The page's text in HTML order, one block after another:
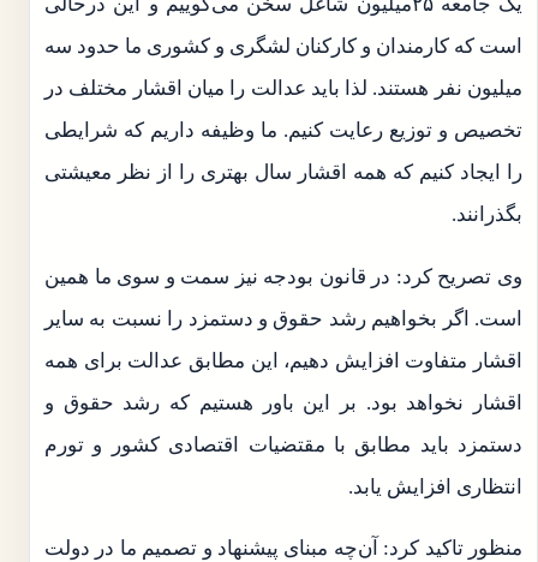
است که کارمندان و کارکنان لشگری و کشوری ما حدود سه
میلیون نفر هستند. لذا باید عدالت را میان اقشار مختلف در
تخصیص و توزیع رعایت کنیم. ما وظیفه داریم که شرایطی
را ایجاد کنیم که همه اقشار سال بهتری را از نظر معیشتی
بگذرانند.
وی تصریح کرد: در قانون بودجه نیز سمت و سوی ما همین
است. اگر بخواهیم رشد حقوق و دستمزد را نسبت به سایر
اقشار متفاوت افزایش دهیم، این مطابق عدالت برای همه
اقشار نخواهد بود. بر این باور هستیم که رشد حقوق و
دستمزد باید مطابق با مقتضیات اقتصادی کشور و تورم
انتظاری افزایش یابد.
منظور تاکید کرد: آن‌چه مبنای پیشنهاد و تصمیم ما در دولت